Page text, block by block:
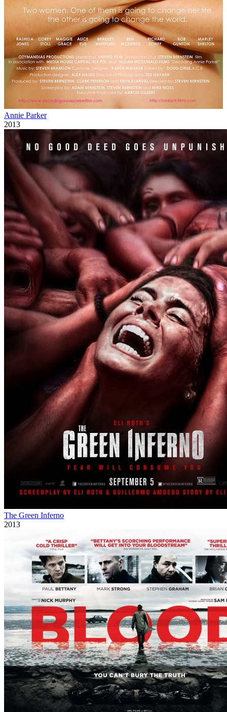
Annie Parker
2013
The Green Inferno
2013